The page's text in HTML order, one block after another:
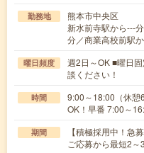
勤務地
熊本市中央区
新水前寺駅から---
分／商業高校前駅
曜日頻度
週2日～OK ■曜日
談ください！
時間
9:00～18:00（休憩
OK！早番 7:00～
期間
【積極採用中！急
ご応募から最短2～